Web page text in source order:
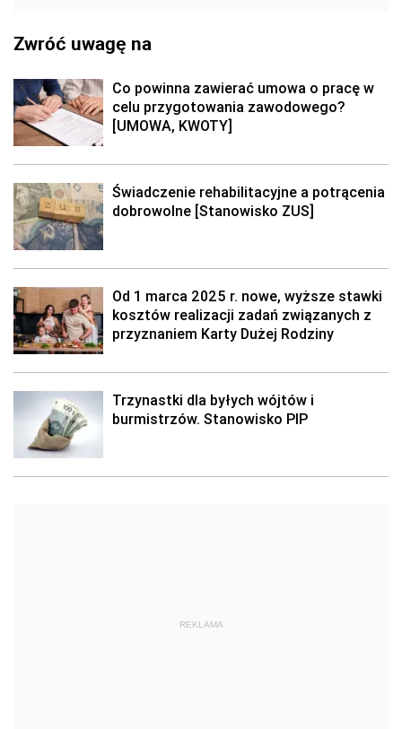
Zwróć uwagę na
Co powinna zawierać umowa o pracę w
celu przygotowania zawodowego?
[UMOWA, KWOTY]
Świadczenie rehabilitacyjne a potrącenia
dobrowolne [Stanowisko ZUS]
Od 1 marca 2025 r. nowe, wyższe stawki
kosztów realizacji zadań związanych z
przyznaniem Karty Dużej Rodziny
Trzynastki dla byłych wójtów i
burmistrzów. Stanowisko PIP
REKLAMA